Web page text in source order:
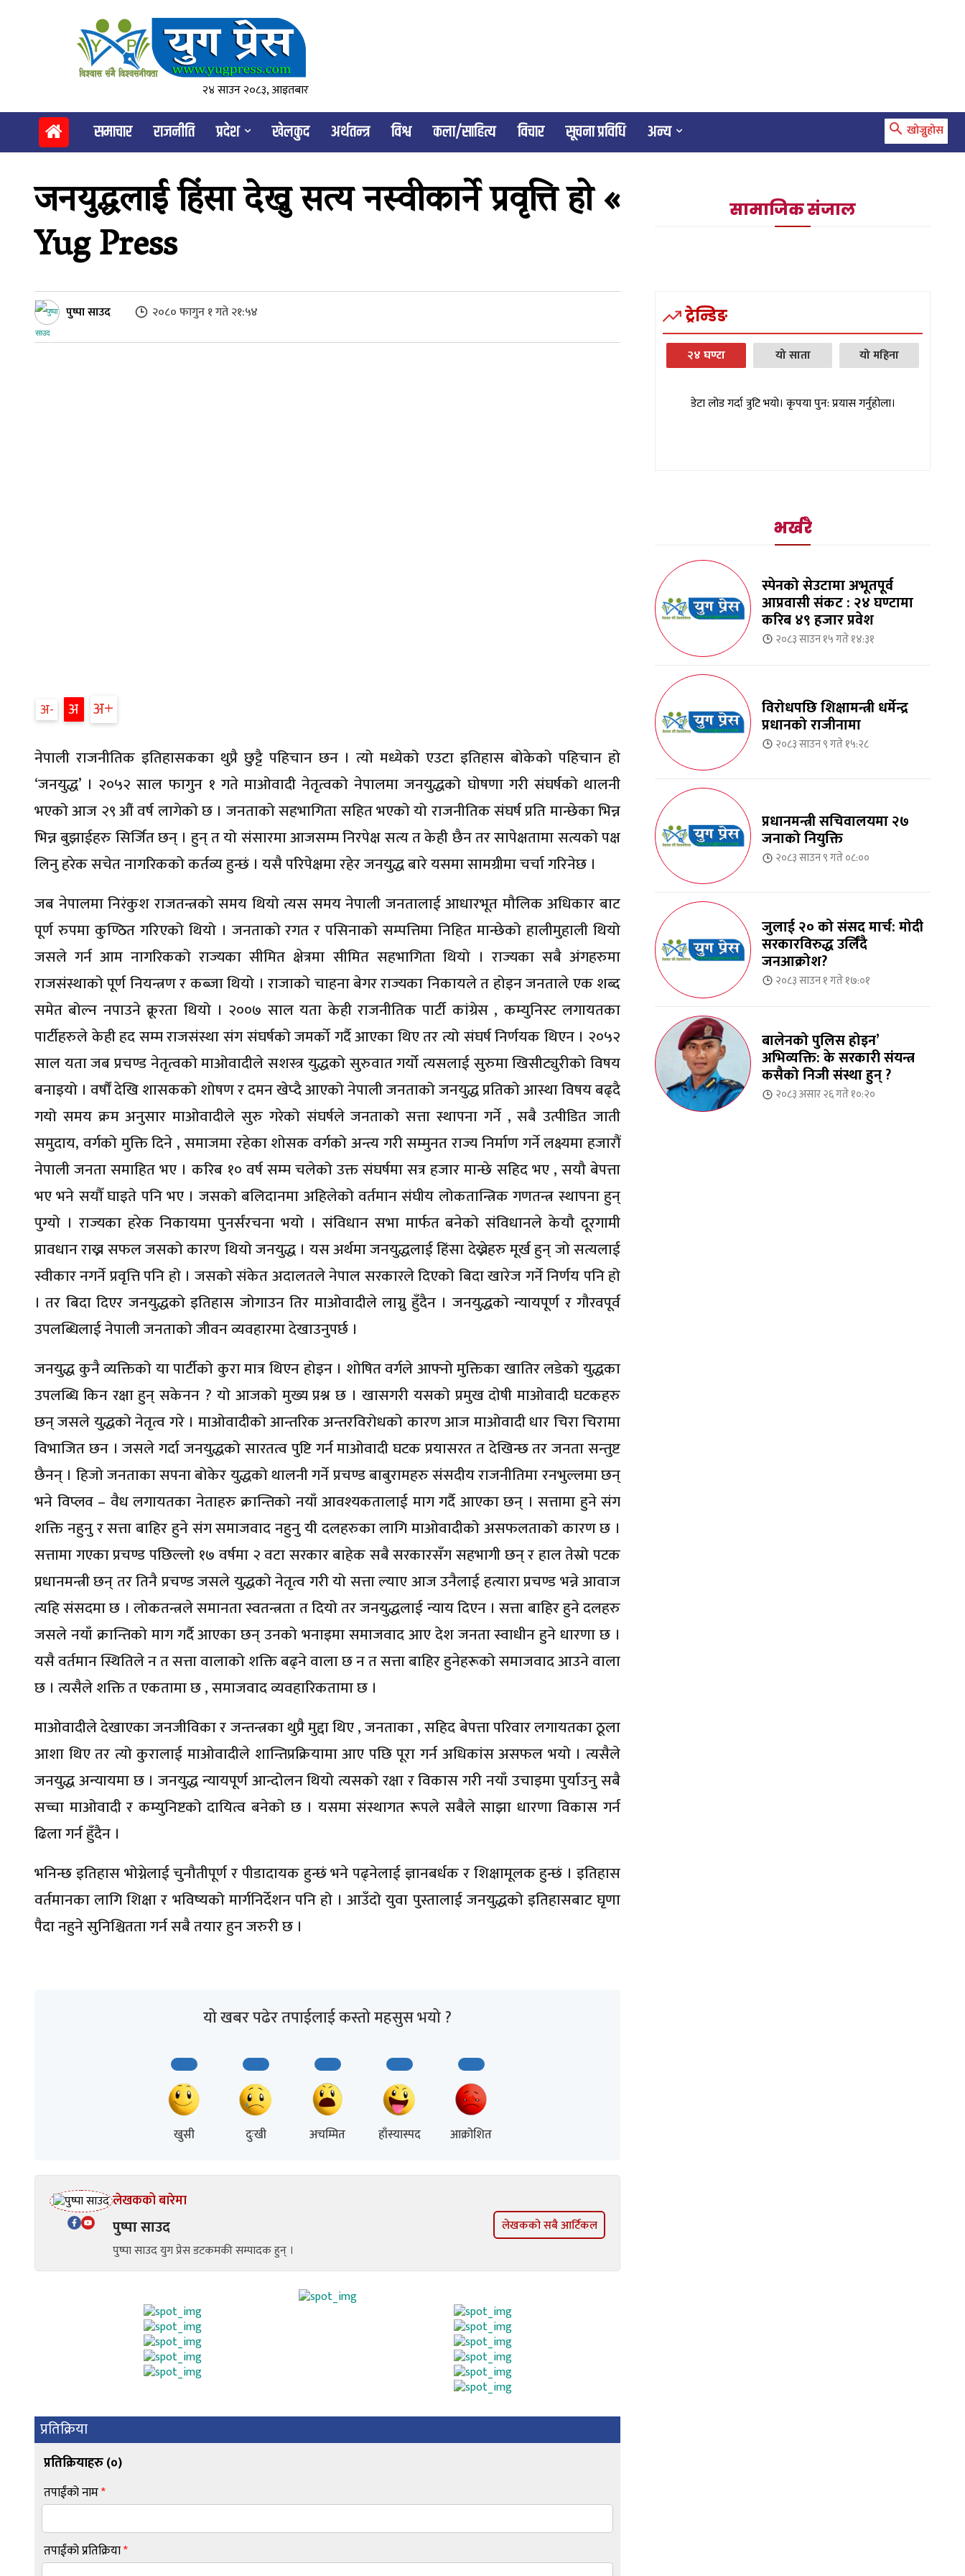
२४ साउन २०८३, आइतबार
समाचार राजनीति प्रदेश खेलकुद अर्थतन्त्र विश्व कला/साहित्य विचार सूचना प्रविधि अन्य खोज्नुहोस
जनयुद्धलाई हिंसा देख्नु सत्य नस्वीकार्ने प्रवृत्ति हो «
Yug Press
पुष्पा साउद २०८० फागुन १ गते २१:५४
अ अ अ
नेपाली राजनीतिक इतिहासकका थुप्रै छुट्टै पहिचान छन । त्यो मध्येको एउटा इतिहास बोकेको पहिचान हो
‘जनयुद्ध’ । २०५२ साल फागुन १ गते माओवादी नेतृत्वको नेपालमा जनयुद्धको घोषणा गरी संघर्षको थालनी
भएको आज २९ औं वर्ष लागेको छ । जनताको सहभागिता सहित भएको यो राजनीतिक संघर्ष प्रति मान्छेका भिन्न
भिन्न बुझाईहरु सिर्जित छन् । हुन् त यो संसारमा आजसम्म निरपेक्ष सत्य त केही छैन तर सापेक्षतामा सत्यको पक्ष
लिनु हरेक सचेत नागरिकको कर्तव्य हुन्छं । यसै परिपेक्षमा रहेर जनयुद्ध बारे यसमा सामग्रीमा चर्चा गरिनेछ ।
जब नेपालमा निरंकुश राजतन्त्रको समय थियो त्यस समय नेपाली जनतालाई आधारभूत मौलिक अधिकार बाट
पूर्ण रुपमा कुण्ठित गरिएको थियो । जनताको रगत र पसिनाको सम्पत्तिमा निहित मान्छेको हालीमुहाली थियो
जसले गर्न आम नागरिकको राज्यका सीमित क्षेत्रमा सीमित सहभागिता थियो । राज्यका सबै अंगहरुमा
राजसंस्थाको पूर्ण नियन्त्रण र कब्जा थियो । राजाको चाहना बेगर राज्यका निकायले त होइन जनताले एक शब्द
समेत बोल्न नपाउने क्रूरता थियो । २००७ साल यता केही राजनीतिक पार्टी कांग्रेस , कम्युनिस्ट लगायतका
पार्टीहरुले केही हद सम्म राजसंस्था संग संघर्षको जमर्को गर्दै आएका थिए तर त्यो संघर्ष निर्णयक थिएन । २०५२
साल यता जब प्रचण्ड नेतृत्वको माओवादीले सशस्त्र युद्धको सुरुवात गर्यो त्यसलाई सुरुमा खिसीट्युरीको विषय
बनाइयो । वर्षौं देखि शासकको शोषण र दमन खेप्दै आएको नेपाली जनताको जनयुद्ध प्रतिको आस्था विषय बढ्दै
गयो समय क्रम अनुसार माओवादीले सुरु गरेको संघर्षले जनताको सत्ता स्थापना गर्ने , सबै उत्पीडित जाती
समुदाय, वर्गको मुक्ति दिने , समाजमा रहेका शोसक वर्गको अन्त्य गरी सम्मुनत राज्य निर्माण गर्ने लक्ष्यमा हजारौं
नेपाली जनता समाहित भए । करिब १० वर्ष सम्म चलेको उक्त संघर्षमा सत्र हजार मान्छे सहिद भए , सयौ बेपत्ता
भए भने सयौँ घाइते पनि भए । जसको बलिदानमा अहिलेको वर्तमान संघीय लोकतान्त्रिक गणतन्त्र स्थापना हुन्
पुग्यो । राज्यका हरेक निकायमा पुनर्संरचना भयो । संविधान सभा मार्फत बनेको संविधानले केयौ दूरगामी
प्रावधान राख्न सफल जसको कारण थियो जनयुद्ध । यस अर्थमा जनयुद्धलाई हिंसा देख्नेहरु मूर्ख हुन् जो सत्यलाई
स्वीकार नगर्ने प्रवृत्ति पनि हो । जसको संकेत अदालतले नेपाल सरकारले दिएको बिदा खारेज गर्ने निर्णय पनि हो
। तर बिदा दिएर जनयुद्धको इतिहास जोगाउन तिर माओवादीले लाग्नु हुँदैन । जनयुद्धको न्यायपूर्ण र गौरवपूर्व
उपलब्धिलाई नेपाली जनताको जीवन व्यवहारमा देखाउनुपर्छ ।
जनयुद्ध कुनै व्यक्तिको या पार्टीको कुरा मात्र थिएन होइन । शोषित वर्गले आफ्नो मुक्तिका खातिर लडेको युद्धका
उपलब्धि किन रक्षा हुन् सकेनन ? यो आजको मुख्य प्रश्न छ । खासगरी यसको प्रमुख दोषी माओवादी घटकहरु
छन् जसले युद्धको नेतृत्व गरे । माओवादीको आन्तरिक अन्तरविरोधको कारण आज माओवादी धार चिरा चिरामा
विभाजित छन । जसले गर्दा जनयुद्धको सारतत्व पुष्टि गर्न माओवादी घटक प्रयासरत त देखिन्छ तर जनता सन्तुष्ट
छैनन् । हिजो जनताका सपना बोकेर युद्धको थालनी गर्ने प्रचण्ड बाबुरामहरु संसदीय राजनीतिमा रनभुल्लमा छन्
भने विप्लव – वैध लगायतका नेताहरु क्रान्तिको नयाँ आवश्यकतालाई माग गर्दै आएका छन् । सत्तामा हुने संग
शक्ति नहुनु र सत्ता बाहिर हुने संग समाजवाद नहुनु यी दलहरुका लागि माओवादीको असफलताको कारण छ ।
सत्तामा गएका प्रचण्ड पछिल्लो १७ वर्षमा २ वटा सरकार बाहेक सबै सरकारसँग सहभागी छन् र हाल तेस्रो पटक
प्रधानमन्त्री छन् तर तिनै प्रचण्ड जसले युद्धको नेतृत्व गरी यो सत्ता ल्याए आज उनैलाई हत्यारा प्रचण्ड भन्ने आवाज
त्यहि संसदमा छ । लोकतन्त्रले समानता स्वतन्त्रता त दियो तर जनयुद्धलाई न्याय दिएन । सत्ता बाहिर हुने दलहरु
जसले नयाँ क्रान्तिको माग गर्दै आएका छन् उनको भनाइमा समाजवाद आए देश जनता स्वाधीन हुने धारणा छ ।
यसै वर्तमान स्थितिले न त सत्ता वालाको शक्ति बढ्ने वाला छ न त सत्ता बाहिर हुनेहरूको समाजवाद आउने वाला
छ । त्यसैले शक्ति त एकतामा छ , समाजवाद व्यवहारिकतामा छ ।
माओवादीले देखाएका जनजीविका र जन्तन्त्रका थुप्रै मुद्दा थिए , जनताका , सहिद बेपत्ता परिवार लगायतका ठूला
आशा थिए तर त्यो कुरालाई माओवादीले शान्तिप्रक्रियामा आए पछि पूरा गर्न अधिकांस असफल भयो । त्यसैले
जनयुद्ध अन्यायमा छ । जनयुद्ध न्यायपूर्ण आन्दोलन थियो त्यसको रक्षा र विकास गरी नयाँ उचाइमा पुर्याउनु सबै
सच्चा माओवादी र कम्युनिष्टको दायित्व बनेको छ । यसमा संस्थागत रूपले सबैले साझा धारणा विकास गर्न
ढिला गर्न हुँदैन ।
भनिन्छ इतिहास भोग्नेलाई चुनौतीपूर्ण र पीडादायक हुन्छं भने पढ्नेलाई ज्ञानबर्धक र शिक्षामूलक हुन्छं । इतिहास
वर्तमानका लागि शिक्षा र भविष्यको मार्गनिर्देशन पनि हो । आउँदो युवा पुस्तालाई जनयुद्धको इतिहासबाट घृणा
पैदा नहुने सुनिश्चितता गर्न सबै तयार हुन जरुरी छ ।
यो खबर पढेर तपाईलाई कस्तो महसुस भयो ?
खुसी दुःखी अचम्मित हाँस्यास्पद आक्रोशित
लेखकको बारेमा
पुष्पा साउद
पुष्पा साउद युग प्रेस डटकमकी सम्पादक हुन् ।
लेखकको सबै आर्टिकल
प्रतिक्रिया
प्रतिक्रियाहरु (०)
तपाईंको नाम*
तपाईंको प्रतिक्रिया*
सामाजिक संजाल
ट्रेन्डिङ
२४ घण्टा यो साता यो महिना
डेटा लोड गर्दा त्रुटि भयो। कृपया पुन: प्रयास गर्नुहोला।
भर्खरै
स्पेनको सेउटामा अभूतपूर्व
आप्रवासी संकट : २४ घण्टामा
करिब ४९ हजार प्रवेश
२०८३ साउन १५ गते १४:३१
विरोधपछि शिक्षामन्त्री धर्मेन्द्र
प्रधानको राजीनामा
२०८३ साउन ९ गते १५:२८
प्रधानमन्त्री सचिवालयमा २७
जनाको नियुक्ति
२०८३ साउन ९ गते ०८:००
जुलाई २० को संसद मार्च: मोदी
सरकारविरुद्ध उर्लिंदै
जनआक्रोश?
२०८३ साउन १ गते १७:०१
बालेनको पुलिस होइन’
अभिव्यक्ति: के सरकारी संयन्त्र
कसैको निजी संस्था हुन् ?
२०८३ असार २६ गते १०:२०